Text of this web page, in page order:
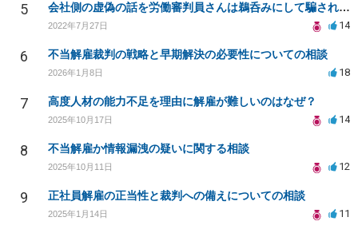
5 会社側の虚偽の話を労働審判員さんは鵜呑みにして騙されてしまいました。
2022年7月27日 14
6 不当解雇裁判の戦略と早期解決の必要性についての相談
2026年1月8日 18
7 高度人材の能力不足を理由に解雇が難しいのはなぜ？
2025年10月17日 14
8 不当解雇か情報漏洩の疑いに関する相談
2025年10月11日 12
9 正社員解雇の正当性と裁判への備えについての相談
2025年1月14日 11